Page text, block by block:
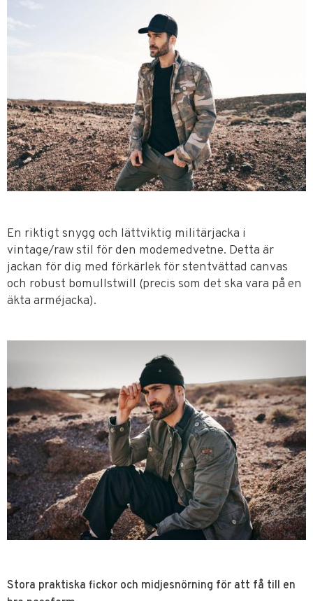
En riktigt snygg och lättviktig militärjacka i
vintage/raw stil för den modemedvetne. Detta är
jackan för dig med förkärlek för stentvättad canvas
och robust bomullstwill (precis som det ska vara på en
äkta arméjacka).
Stora praktiska fickor och midjesnörning för att få till en